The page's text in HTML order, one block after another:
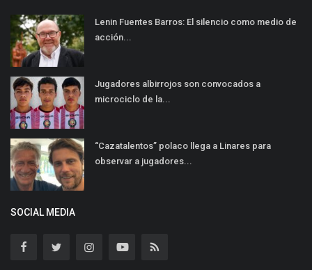
Lenin Fuentes Barros: El silencio como medio de
acción...
Jugadores albirrojos son convocados a
microciclo de la...
“Cazatalentos” polaco llega a Linares para
observar a jugadores...
SOCIAL MEDIA